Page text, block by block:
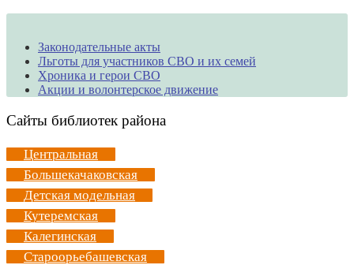
Законодательные акты
Льготы для участников СВО и их семей
Хроника и герои СВО
Акции и волонтерское движение
Сайты библиотек района
Центральная
Большекачаковская
Детская модельная
Кутеремская
Калегинская
Староорьебашевская